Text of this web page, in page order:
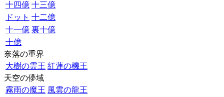
十四億 十三億
ドット 十二億
十一億 裏十億
十億
奈落の重界
大樹の霊王 紅蓮の機王
天空の儚域
霧雨の魔王 風雲の龍王